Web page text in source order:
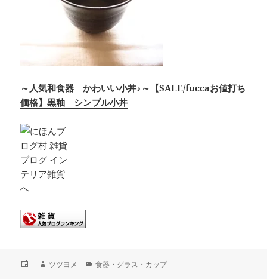
～人気和食器 かわいい小丼♪～【SALE/fuccaお値打ち
価格】黒釉 シンプル小丼
作
ツツヨメ
カ
食器・グラス・カップ